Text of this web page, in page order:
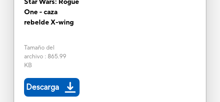
Star Wars: Rogue
One - caza
rebelde X-wing
Tamaño del
archivo: 865.99
KB
Descarga